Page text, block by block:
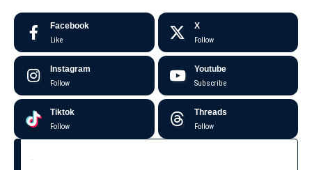
Facebook
Like
X
Follow
Instagram
Follow
Youtube
Subscribe
Tiktok
Follow
Threads
Follow